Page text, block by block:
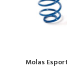
Molas